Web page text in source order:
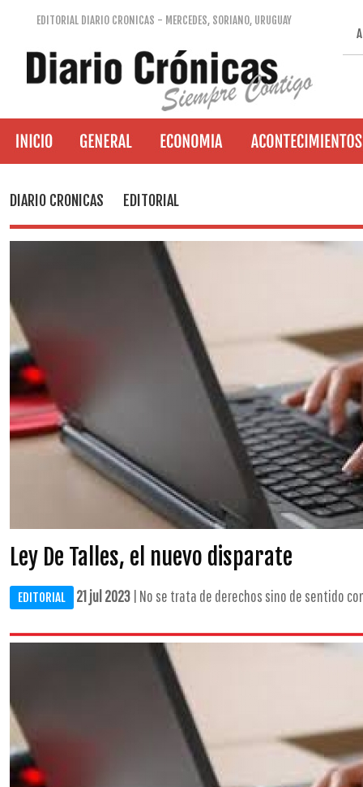
EDITORIAL DIARIO CRONICAS - MERCEDES, SORIANO, URUGUAY
DIARIO CRONICAS EDITORIAL
Ley De Talles, el nuevo disparate
EDITORIAL 21 jul 2023 | No se trata de derechos sino de sentido